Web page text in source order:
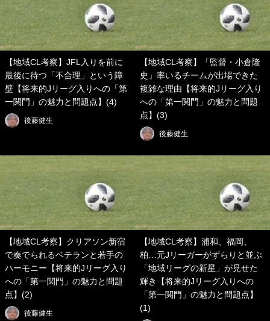
【地域CL考察】JFL入りを前に
最後に待つ「不合理」という障
壁【将来的Jリーグ入りへの「第
一関門」の魅力と問題点】(4)
後藤健生
【地域CL考察】「監督・小倉隆
史」率いるチームが出場できた
複雑な理由【将来的Jリーグ入り
への「第一関門」の魅力と問題
点】(3)
後藤健生
【地域CL考察】クリアソン新宿
で奏でられるベテランと若手の
ハーモニー【将来的Jリーグ入り
への「第一関門」の魅力と問題
点】(2)
後藤健生
【地域CL考察】浦和、福岡、
柏…元Jリーガーがずらりと並ぶ
「地域リーグの新星」が見せた
輝き【将来的Jリーグ入りへの
「第一関門」の魅力と問題点】
(1)